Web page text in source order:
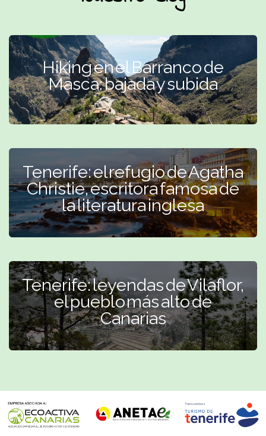
Hiking en el Barranco de
Masca: bajada y subida
Tenerife: el refugio de Agatha
Christie, escritora famosa de
la literatura inglesa
Tenerife: leyendas de Vilaflor,
el pueblo más alto de
Canarias